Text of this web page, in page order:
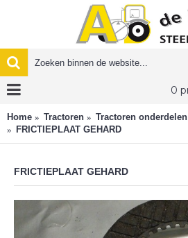
Home Tractoren
Tractoren onderdelen
FRICTIEPLAAT GEHARD
FRICTIEPLAAT GEHARD